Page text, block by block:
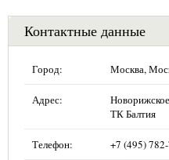
Контактные данные
Город: Москва,
Адрес:
ТК Балтия
Телефон: +7 (495)